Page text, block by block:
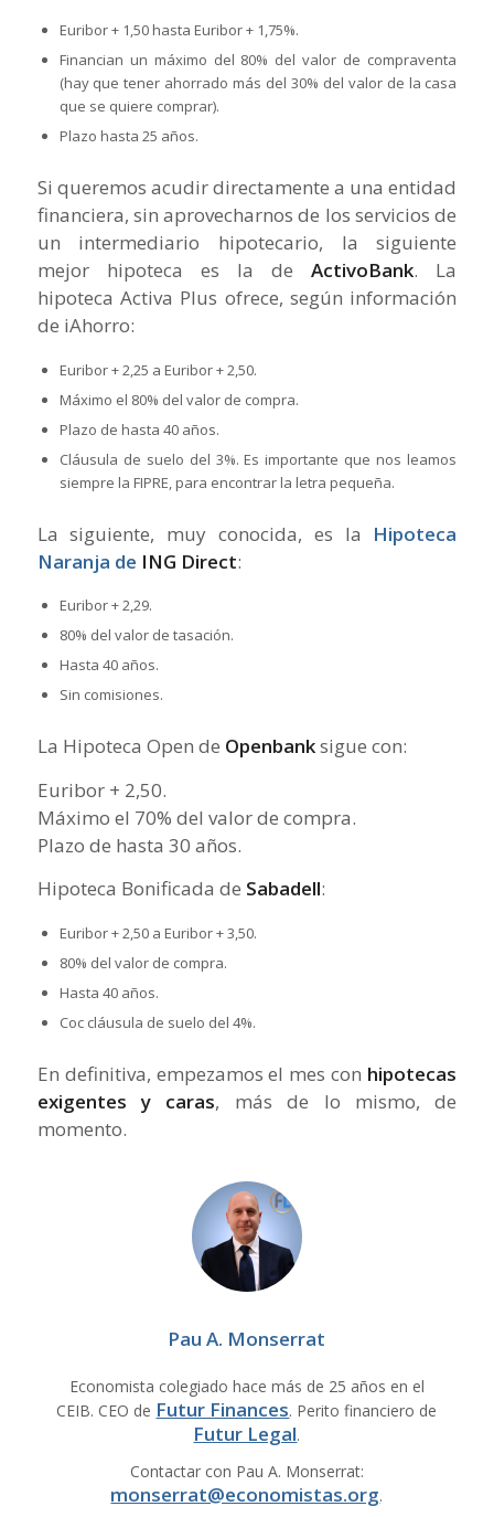
Euribor + 1,50 hasta Euribor + 1,75%.
Financian un máximo del 80% del valor de compraventa
(hay que tener ahorrado más del 30% del valor de la casa
que se quiere comprar).
Plazo hasta 25 años.
Si queremos acudir directamente a una entidad
financiera, sin aprovecharnos de los servicios de
un intermediario hipotecario, la siguiente
mejor hipoteca es la deActivoBank. La
hipoteca Activa Plus ofrece, según información
de iAhorro:
Euribor + 2,25 a Euribor + 2,50.
Máximo el 80% del valor de compra.
Plazo de hasta 40 años.
Cláusula de suelo del 3%. Es importante que nos leamos
siempre la FIPRE, para encontrar la letra pequeña.
La siguiente, muy conocida, es la Hipoteca
Naranja de ING Direct:
Euribor + 2,29.
80% del valor de tasación.
Hasta 40 años.
Sin comisiones.
La Hipoteca Open de Openbanksigue con:
Euribor + 2,50.
Máximo el 70% del valor de compra.
Plazo de hasta 30 años.
Hipoteca Bonificada de Sabadell:
Euribor + 2,50 a Euribor + 3,50.
80% del valor de compra.
Hasta 40 años.
Coc cláusula de suelo del 4%.
En definitiva, empezamos el mes con hipotecas
exigentes y caras, más de lo mismo, de
momento.
Pau A. Monserrat
Economista colegiado hace más de 25 años en el
CEIB. CEO de Futur Finances. Perito financiero de
Futur Legal.
Contactar con Pau A. Monserrat:
monserrat@economistas.org.